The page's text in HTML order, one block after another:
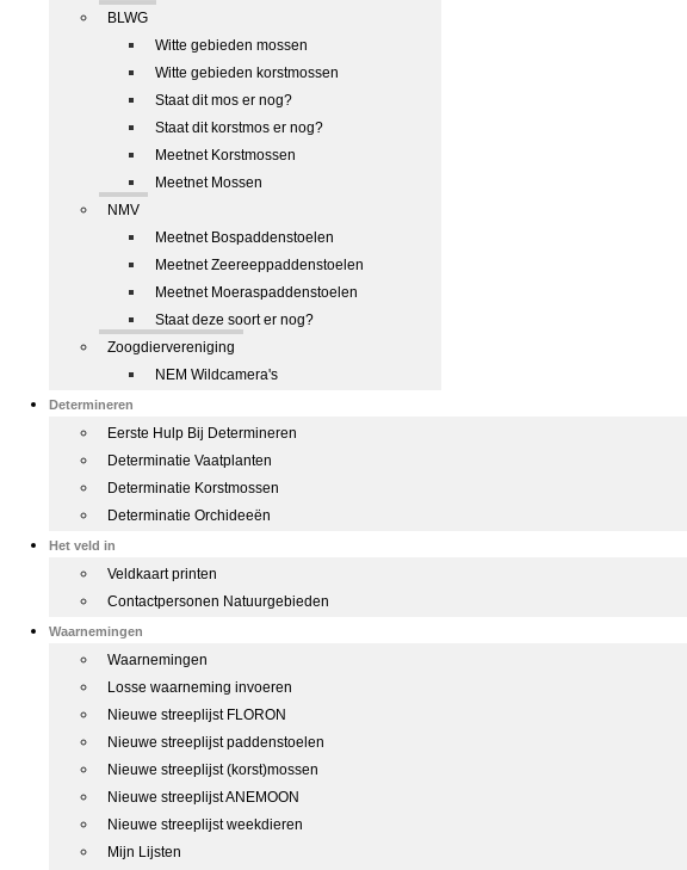
BLWG
Witte gebieden mossen
Witte gebieden korstmossen
Staat dit mos er nog?
Staat dit korstmos er nog?
Meetnet Korstmossen
Meetnet Mossen
NMV
Meetnet Bospaddenstoelen
Meetnet Zeereeppaddenstoelen
Meetnet Moeraspaddenstoelen
Staat deze soort er nog?
Zoogdiervereniging
NEM Wildcamera's
Determineren
Eerste Hulp Bij Determineren
Determinatie Vaatplanten
Determinatie Korstmossen
Determinatie Orchideeën
Het veld in
Veldkaart printen
Contactpersonen Natuurgebieden
Waarnemingen
Waarnemingen
Losse waarneming invoeren
Nieuwe streeplijst FLORON
Nieuwe streeplijst paddenstoelen
Nieuwe streeplijst (korst)mossen
Nieuwe streeplijst ANEMOON
Nieuwe streeplijst weekdieren
Mijn Lijsten